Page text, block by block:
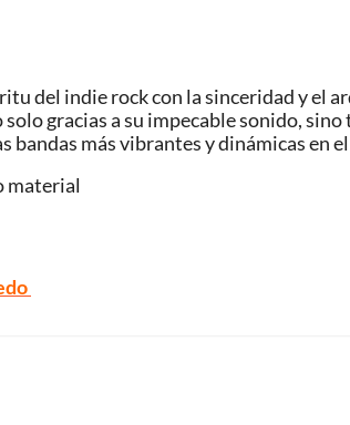
del indie rock con la sinceridad y el
gracias a su impecable sonido,
bandas más vibrantes y dinámicas en
material